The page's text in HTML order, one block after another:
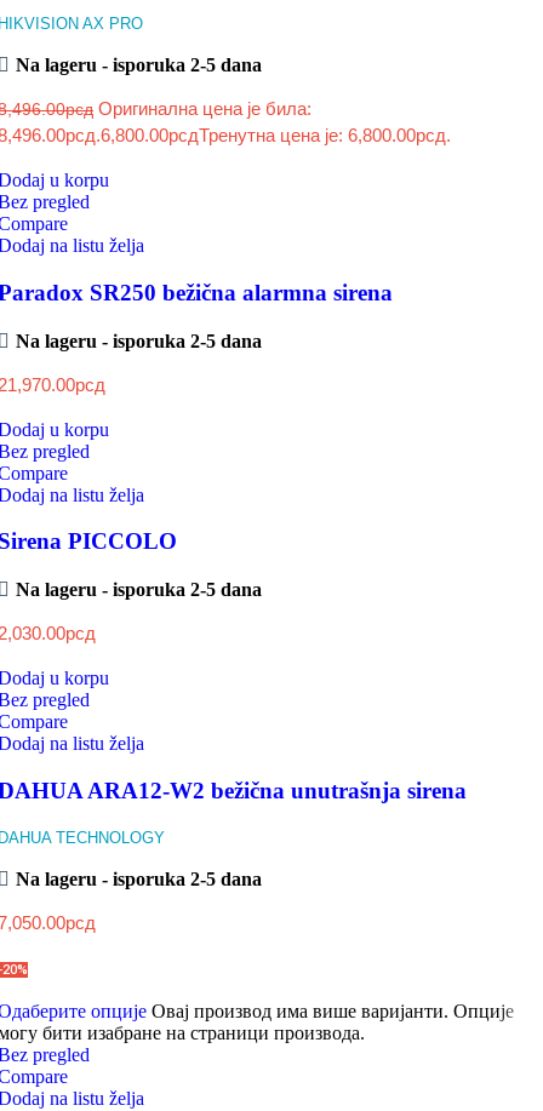
AX PRO
Na lageru - isporuka 2-5 dana
рсд Оригинална цена је била:
6,800.00рсдТренутна цена је: 6,800.00рсд.
u korpu
pregled
na listu želja
SR250 bežična alarmna sirena
Na lageru - isporuka 2-5 dana
рсд
u korpu
pregled
na listu želja
PICCOLO
Na lageru - isporuka 2-5 dana
рсд
u korpu
pregled
na listu želja
ARA12-W2 bežična unutrašnja sirena
TECHNOLOGY
Na lageru - isporuka 2-5 dana
рсд
опције Овај производ има више варијанти. Опције
бити изабране на страници производа.
pregled
na listu želja